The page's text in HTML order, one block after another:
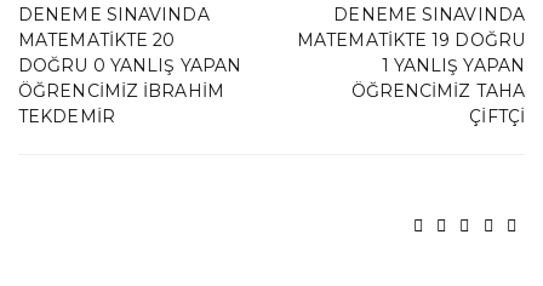
DENEME SINAVINDA
MATEMATIKTE 20
DOĞRU 0 YANLIŞ YAPAN
ÖĞRENCIMIZ İBRAHIM
TEKDEMIR
DENEME SINAVINDA
MATEMATIKTE 19 DOĞRU
1 YANLIŞ YAPAN
ÖĞRENCIMIZ TAHA
ÇIFTÇI